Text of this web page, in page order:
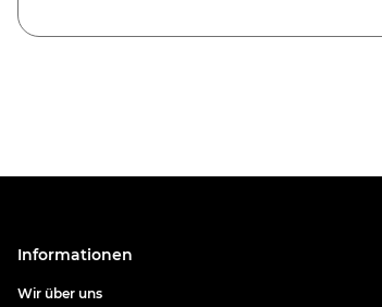
Informationen
Wir über uns